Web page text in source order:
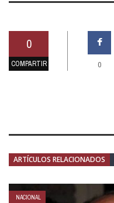
0
COMPARTIR 0
ARTÍCULOS RELACIONADOS
NACIONAL